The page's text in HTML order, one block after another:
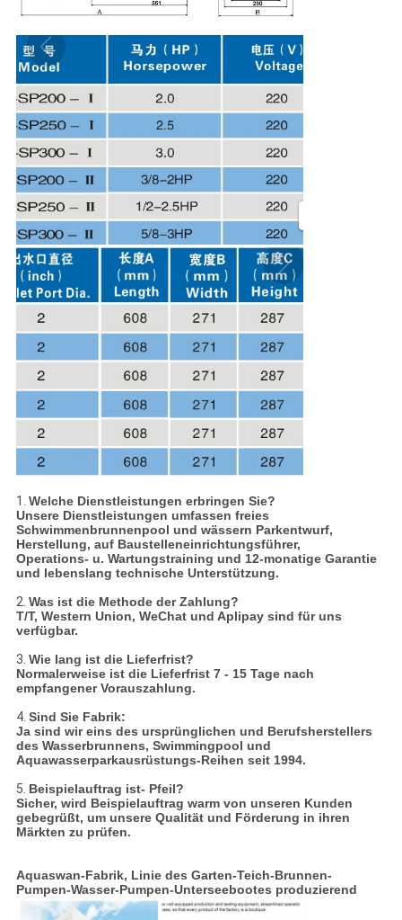
1. Welche Dienstleistungen erbringen Sie?
Unsere Dienstleistungen umfassen freies
Schwimmenbrunnenpool und wässern Parkentwurf,
Herstellung, auf Baustelleneinrichtungsführer,
Operations- u. Wartungstraining und 12-monatige Garantie
und lebenslang technische Unterstützung.
2. Was ist die Methode der Zahlung?
T/T, Western Union, WeChat und Aplipay sind für uns
verfügbar.
3. Wie lang ist die Lieferfrist?
Normalerweise ist die Lieferfrist 7 - 15 Tage nach
empfangener Vorauszahlung.
4. Sind Sie Fabrik:
Ja sind wir eins des ursprünglichen und Berufsherstellers
des Wasserbrunnens, Swimmingpool und
Aquawasserparkausrüstungs-Reihen seit 1994.
5. Beispielauftrag ist- Pfeil?
Sicher, wird Beispielauftrag warm von unseren Kunden
gebegrüßt, um unsere Qualität und Förderung in ihren
Märkten zu prüfen.
Aquaswan-Fabrik, Linie des Garten-Teich-Brunnen-
Pumpen-Wasser-Pumpen-Unterseebootes produzierend